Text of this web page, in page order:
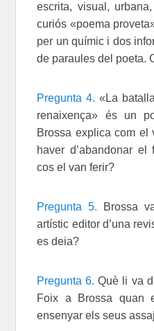
escrita, visual,
curiós «poema
per un químic i dos
de paraules del poeta.
Pregunta 4. «La
renaixença» és un
Brossa explica com
haver d’abandonar
cos el van ferir?
Pregunta 5. Brossa
artístic editor d’una
es deia?
Pregunta 6. Què li va
Foix a Brossa quan
ensenyar els seus